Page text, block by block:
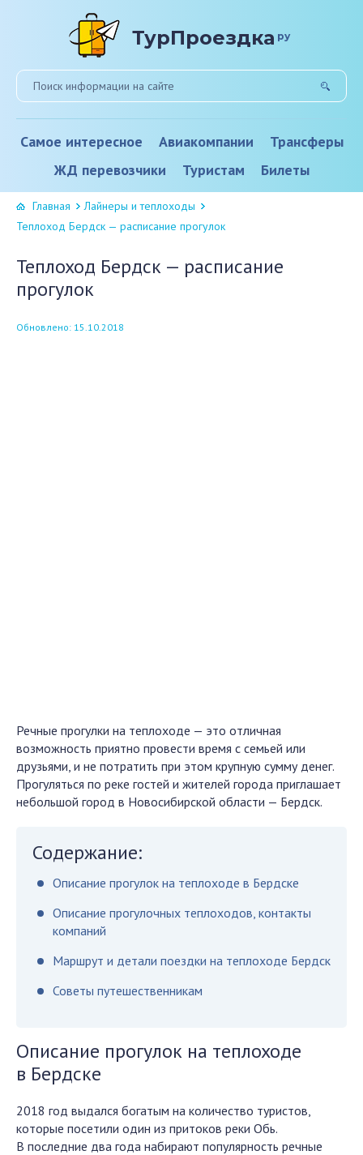
ТурПроездка ру
Самое интересное Авиакомпании
Трансферы
ЖД перевозчики
Туристам Билеты
Главная
Лайнеры и теплоходы
Теплоход Бердск — расписание прогулок
Теплоход Бердск — расписание
прогулок
Обновлено: 15.10.2018
Речные прогулки на теплоходе — это отличная
возможность приятно провести время с семьей или
друзьями, и не потратить при этом крупную сумму денег.
Прогуляться по реке гостей и жителей города приглашает
небольшой город в Новосибирской области — Бердск.
Содержание:
Описание прогулок на теплоходе в Бердске
Описание прогулочных теплоходов, контакты
компаний
Маршрут и детали поездки на теплоходе Бердск
Советы путешественникам
Описание прогулок на теплоходе
в Бердске
2018 год выдался богатым на количество туристов,
которые посетили один из притоков реки Обь.
В последние два года набирают популярность речные